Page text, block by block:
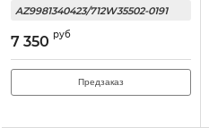
AZ9981340423/712W35502-0191
7 350 руб
Предзаказ